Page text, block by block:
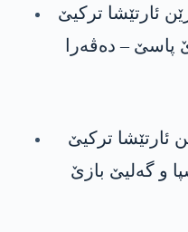
بالافرێن ئارتێشا تركیێ
– ده‌ڤه‌را
ئارتێشا تركیێ
و گەليێ بازێ